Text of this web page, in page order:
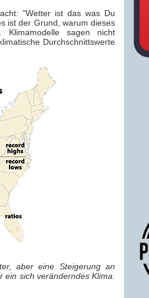
"Wetter ist das was Du
ist der Grund, warum dieses
Klimamodelle sagen nicht
Durchschnittswerte
aber eine Steigerung an
sich veränderndes Klima.